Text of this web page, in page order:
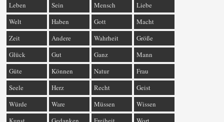
Leben Sein Mensch
Liebe
Welt
Haben Gott
Macht
Zeit
Andere Wahrheit
Größe
Glück
Gut Ganz
Mann
Güte
Können Natur
Frau
Seele
Herz Recht
Geist
Würde
Ware Müssen
Wissen